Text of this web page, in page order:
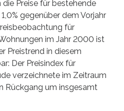
Preise für bestehende
gegenüber dem Vorjahr
für
im Jahr 2000 ist
Preistrend in diesem
Der Preisindex für
verzeichnete im Zeitraum
Rückgang um insgesamt